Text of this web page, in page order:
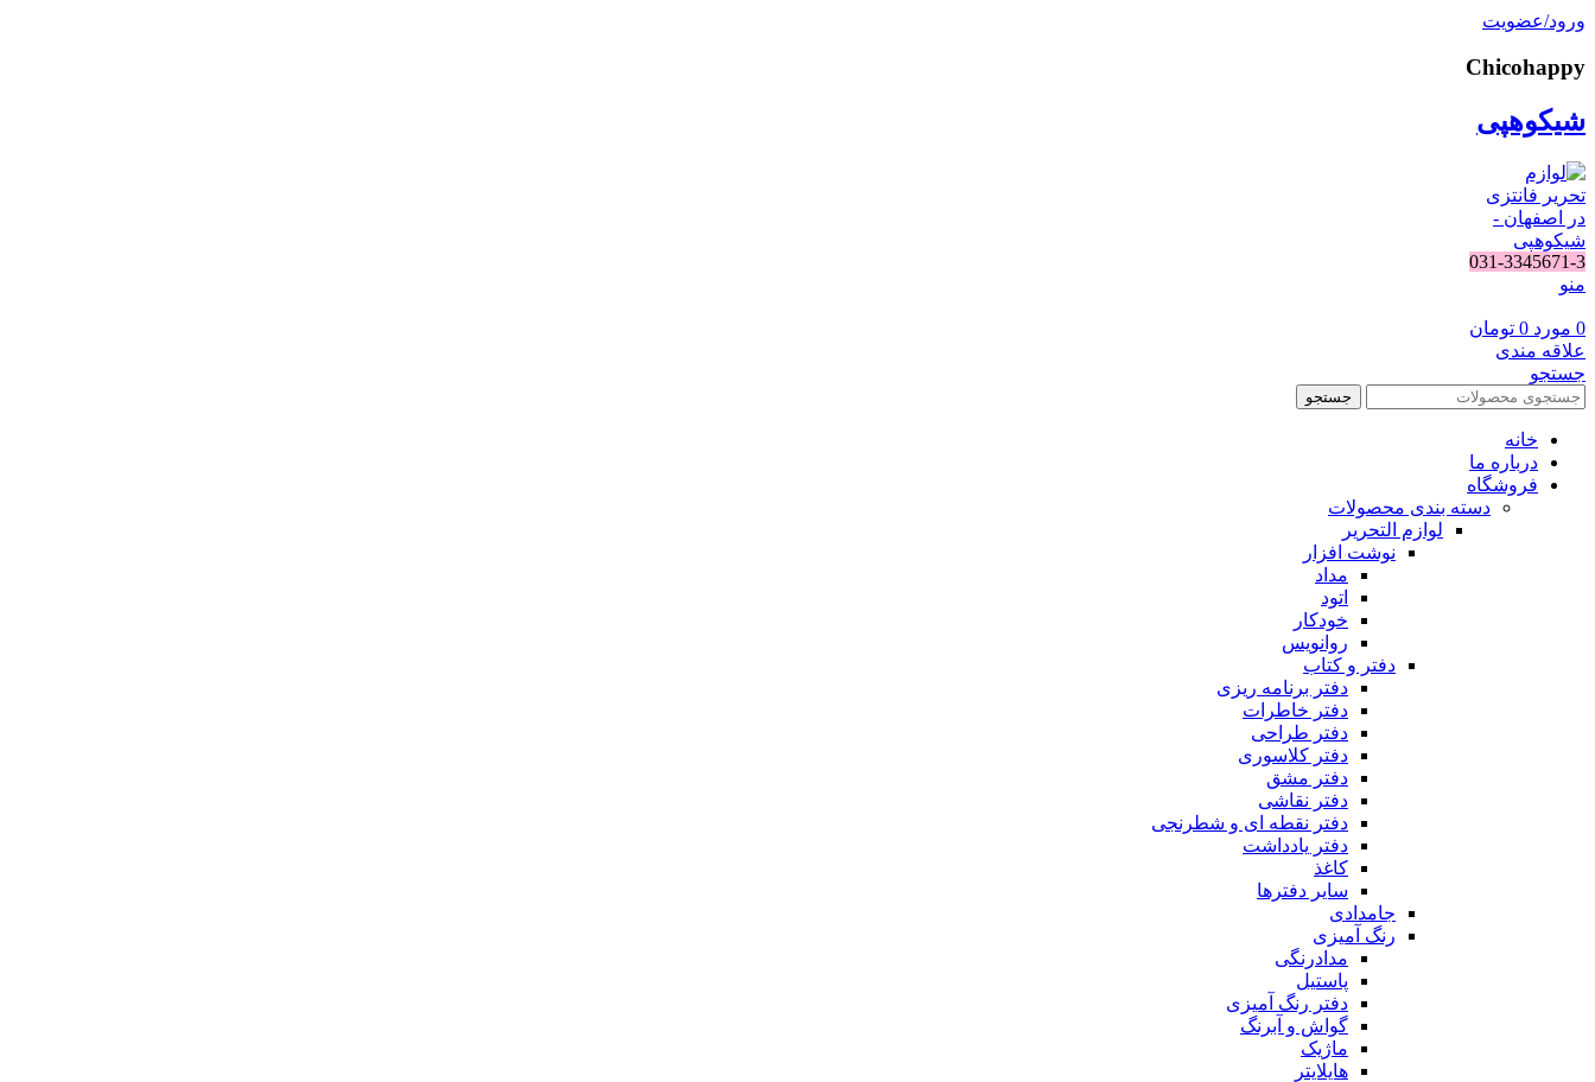
ورود/عضویت
Chicohappy
شیکوهپی
031-3345671-3
منو
0 مورد 0 تومان
علاقه مندی
جستجو
جستجو
خانه
درباره ما
فروشگاه
دسته بندی محصولات
لوازم التحریر
نوشت افزار
مداد
اتود
خودکار
روانویس
دفتر و کتاب
دفتر برنامه ریزی
دفتر خاطرات
دفتر طراحی
دفتر کلاسوری
دفتر مشق
دفتر نقاشی
دفتر نقطه ای و شطرنجی
دفتر یادداشت
کاغذ
سایر دفترها
جامدادی
رنگ آمیزی
مدادرنگی
پاستیل
دفتر رنگ آمیزی
گواش و آبرنگ
ماژیک
هایلایتر